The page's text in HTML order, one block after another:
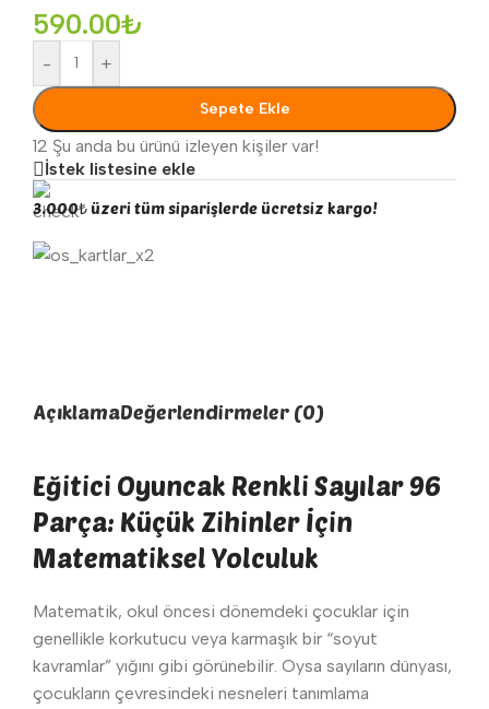
590.00₺
- +
Sepete Ekle
12 Şu anda bu ürünü izleyen kişiler var!
İstek listesine ekle
3.000₺ üzeri tüm siparişlerde ücretsiz kargo!
AçıklamaDeğerlendirmeler (0)
Eğitici Oyuncak Renkli Sayılar 96
Parça: Küçük Zihinler İçin
Matematiksel Yolculuk
Matematik, okul öncesi dönemdeki çocuklar için
genellikle korkutucu veya karmaşık bir “soyut
kavramlar” yığını gibi görünebilir. Oysa sayıların dünyası,
çocukların çevresindeki nesneleri tanımlama